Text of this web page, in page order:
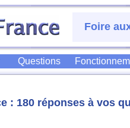
Foire
Questions
: 180 réponses à vos